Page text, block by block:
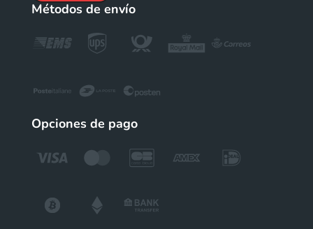
Métodos de envío
Opciones de pago